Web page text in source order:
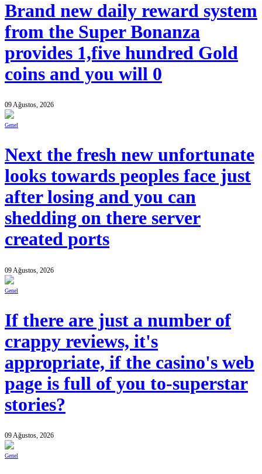
Brand new daily reward system
from the Super Bonanza
provides 1,five hundred Gold
coins and you will 0
09 Ağustos, 2026
Genel
Next the fresh new unfortunate
looks towards peoples face just
after losing and you can
shedding on there server
created ports
09 Ağustos, 2026
Genel
If there are just a number of
crappy reviews, it's
appropriate, if the casino's web
page is full of you to-superstar
stories?
09 Ağustos, 2026
Genel